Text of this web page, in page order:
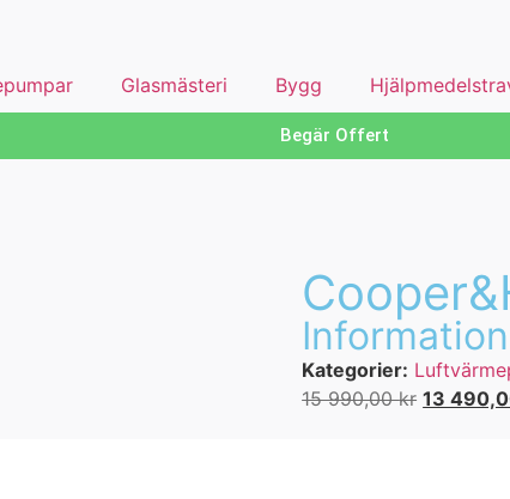
Glasmästeri Bygg
Begär Offert
Information
Kategorier:
15 990,00kr 13